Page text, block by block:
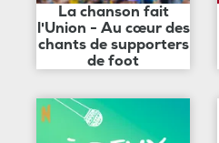
La chanson fait
l'Union - Au cœur des
chants de supporters
de foot